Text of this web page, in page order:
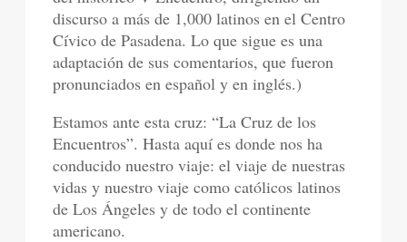
discurso a más de 1,000 latinos en el Centro
Cívico de Pasadena. Lo que sigue es una
adaptación de sus comentarios, que fueron
pronunciados en español y en inglés.)
Estamos ante esta cruz: “La Cruz de los
Encuentros”. Hasta aquí es donde nos ha
conducido nuestro viaje: el viaje de nuestras
vidas y nuestro viaje como católicos latinos
de Los Ángeles y de todo el continente
americano.